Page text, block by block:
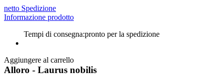
netto Spedizione
Informazione prodotto
Tempi di consegna:pronto per la spedizione
Aggiungere al carrello
Alloro - Laurus nobilis